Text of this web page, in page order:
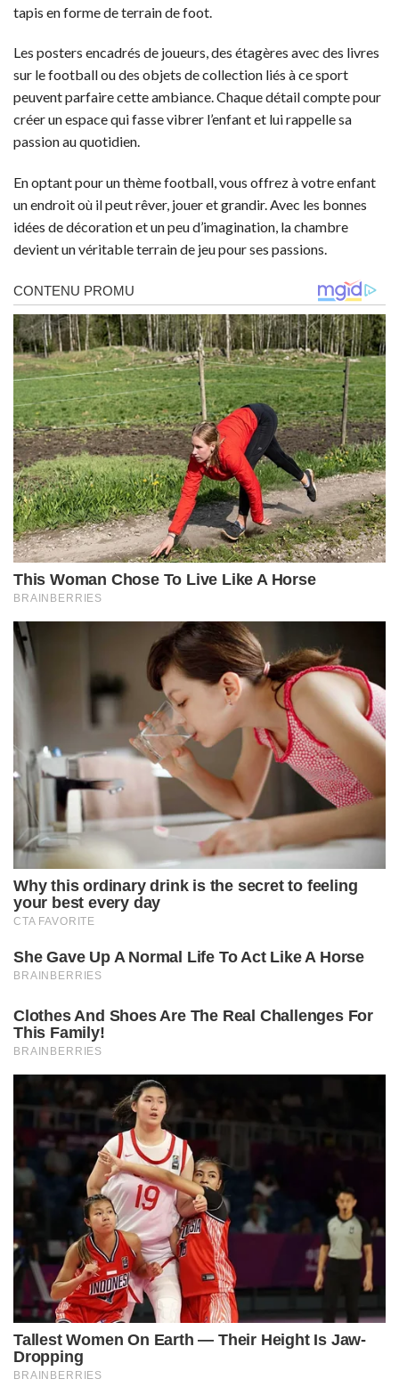
tapis en forme de terrain de foot.
Les posters encadrés de joueurs, des étagères avec des livres
sur le football ou des objets de collection liés à ce sport
peuvent parfaire cette ambiance. Chaque détail compte pour
créer un espace qui fasse vibrer l’enfant et lui rappelle sa
passion au quotidien.
En optant pour un thème football, vous offrez à votre enfant
un endroit où il peut rêver, jouer et grandir. Avec les bonnes
idées de décoration et un peu d’imagination, la chambre
devient un véritable terrain de jeu pour ses passions.